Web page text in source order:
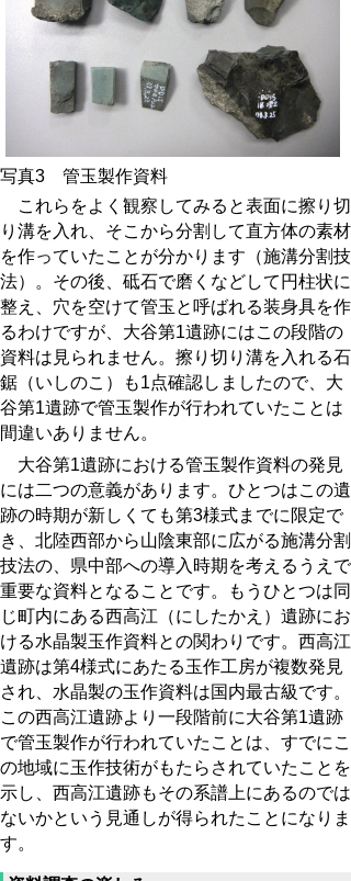
写真3 管玉製作資料
これらをよく観察してみると表面に擦り切
り溝を入れ、そこから分割して直方体の素材
を作っていたことが分かります（施溝分割技
法）。その後、砥石で磨くなどして円柱状に
整え、穴を空けて管玉と呼ばれる装身具を作
るわけですが、大谷第1遺跡にはこの段階の
資料は見られません。擦り切り溝を入れる石
鋸（いしのこ）も1点確認しましたので、大
谷第1遺跡で管玉製作が行われていたことは
間違いありません。
大谷第1遺跡における管玉製作資料の発見
には二つの意義があります。ひとつはこの遺
跡の時期が新しくても第3様式までに限定で
き、北陸西部から山陰東部に広がる施溝分割
技法の、県中部への導入時期を考えるうえで
重要な資料となることです。もうひとつは同
じ町内にある西高江（にしたかえ）遺跡にお
ける水晶製玉作資料との関わりです。西高江
遺跡は第4様式にあたる玉作工房が複数発見
され、水晶製の玉作資料は国内最古級です。
この西高江遺跡より一段階前に大谷第1遺跡
で管玉製作が行われていたことは、すでにこ
の地域に玉作技術がもたらされていたことを
示し、西高江遺跡もその系譜上にあるのでは
ないかという見通しが得られたことになりま
す。